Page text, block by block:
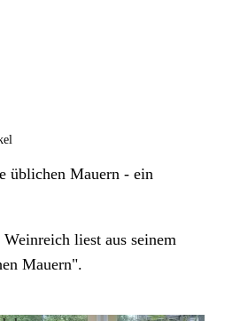
üblichen Mauern - ein
liest aus seinem
Mauern".